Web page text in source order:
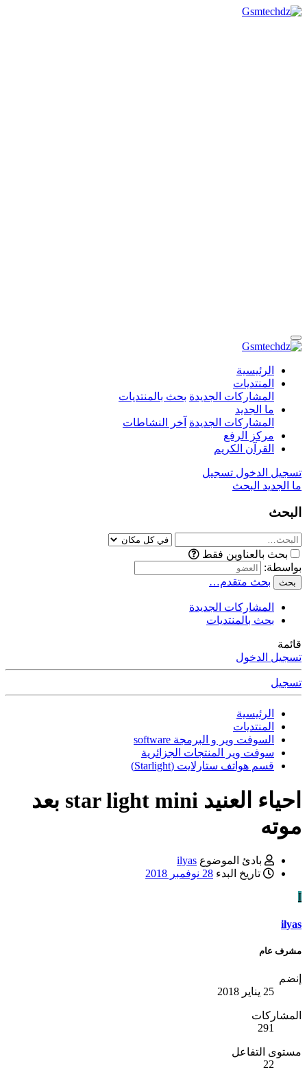
الرئيسية
المنتديات
المشاركات الجديدة بحث بالمنتديات
ما الجديد
المشاركات الجديدة آخر النشاطات
مركز الرفع
القرآن الكريم
تسجيل الدخول تسجيل
ما الجديد البحث
البحث
بحث بالعناوين فقط
بواسطة:
بحث بحث متقدم…
المشاركات الجديدة
بحث بالمنتديات
قائمة
تسجيل الدخول
تسجيل
الرئيسية
المنتديات
السوفت وير و البرمجة software
سوفت وير المنتجات الجزائرية
قسم هواتف ستارلايت (Starlight)
احياء العنيد star light mini بعد
موته
بادئ الموضوع ilyas
تاريخ البدء 28 نوفمبر 2018
I
ilyas
مشرف عام
إنضم
25 يناير 2018
المشاركات
291
مستوى التفاعل
22